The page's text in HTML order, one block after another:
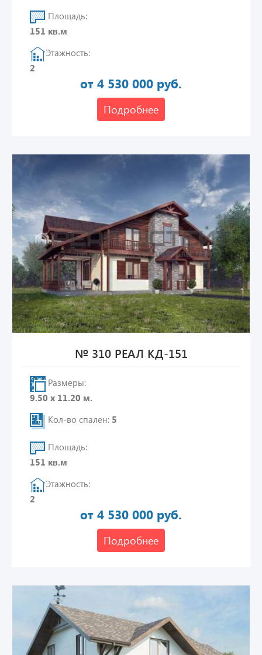
Площадь:
151 кв.м
Этажность:
2
от 4 530 000 руб.
Подробнее
№ 310 РЕАЛ КД-151
Размеры:
9.50 х 11.20 м.
Кол-во спален: 5
Площадь:
151 кв.м
Этажность:
2
от 4 530 000 руб.
Подробнее